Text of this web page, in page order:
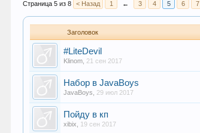
Страница 5 из 8 < Назад 1 ← 3 4 5 6 7
Заголовок
#LiteDevil
Klinom 21 сен 2017
Набор в JavaBoys
JavaBoys 29 июл 2017
Пойду в кп
xibix 19 сен 2017